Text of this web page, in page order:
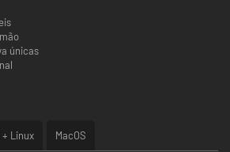
únicas
Linux MacOS